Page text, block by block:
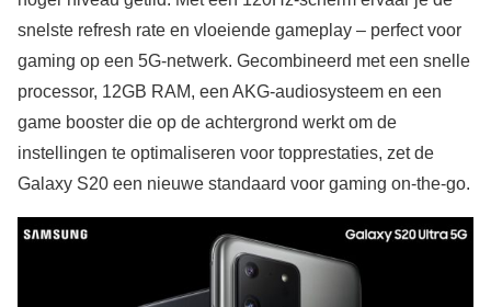
snelste refresh rate en vloeiende gameplay – perfect voor
gaming op een 5G-netwerk. Gecombineerd met een snelle
processor, 12GB RAM, een AKG-audiosysteem en een
game booster die op de achtergrond werkt om de
instellingen te optimaliseren voor topprestaties, zet de
Galaxy S20 een nieuwe standaard voor gaming on-the-go.